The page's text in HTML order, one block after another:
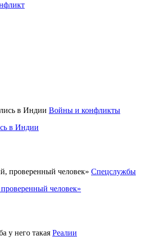
Войны и конфликты
в Индии
Спецслужбы
человек»
Реалии